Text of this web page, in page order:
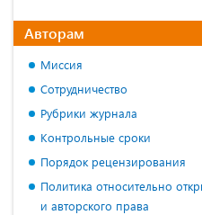
Авторам
Миссия
Сотрудничество
Рубрики журнала
Контрольные сроки
Порядок рецензирования
Политика относительно
и авторского права